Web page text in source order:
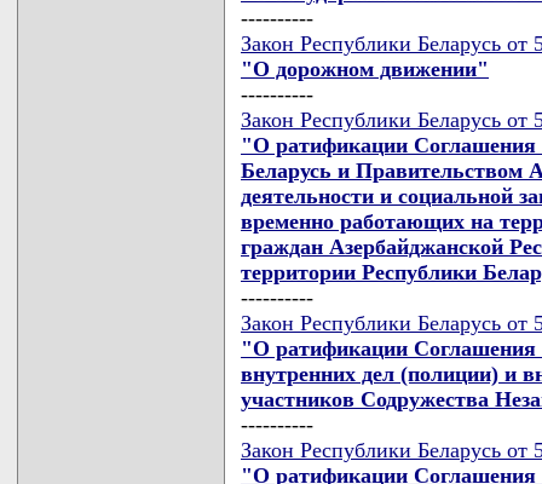
----------
Закон Республики Беларусь от
"О дорожном движении"
----------
Закон Республики Беларусь от
"О ратификации Соглашения
Беларусь и Правительством
деятельности и социальной
временно работающих на
граждан Азербайджанской
территории Республики
----------
Закон Республики Беларусь от
"О ратификации Соглашения
внутренних дел (полиции) и
участников Содружества
----------
Закон Республики Беларусь от
"О ратификации Соглашения